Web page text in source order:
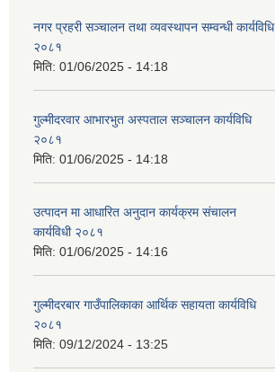
नगर प्रहरी सञ्चालन तथा व्यवस्थापन सम्वन्धी कार्यविधि
२०८१
मिति: 01/06/2025 - 14:18
गुल्मीदरवार आभारभुत अस्पताल सञ्चालन कार्यविधि
२०८१
मिति: 01/06/2025 - 14:18
उत्पादन मा आधारित अनुदान कार्यक्रम संचालन
कार्यविधी २०८१
मिति: 01/06/2025 - 14:16
गुल्मीदरबार गाउँपालिकाका आर्थिक सहायता कार्यविधि
२०८१
मिति: 09/12/2024 - 13:25